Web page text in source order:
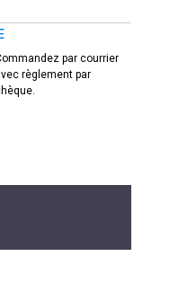
par courrier
règlement par